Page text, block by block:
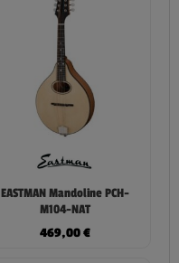
EASTMAN Mandoline PCH-
M104-NAT
469,00€